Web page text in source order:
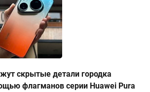
скрытые детали городка
флагманов серии Huawei Pura